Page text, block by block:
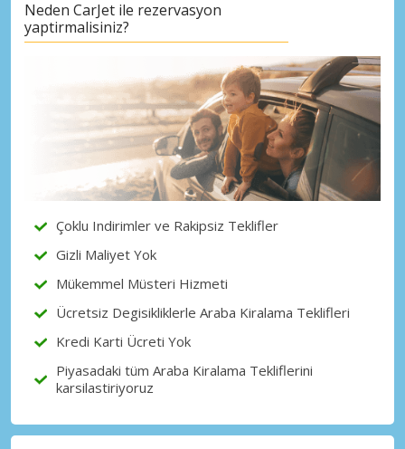
Neden CarJet ile rezervasyon
yaptirmalisiniz?
Çoklu Indirimler ve Rakipsiz Teklifler
Gizli Maliyet Yok
Mükemmel Müsteri Hizmeti
Ücretsiz Degisikliklerle Araba Kiralama Teklifleri
Kredi Karti Ücreti Yok
Piyasadaki tüm Araba Kiralama Tekliflerini
karsilastiriyoruz